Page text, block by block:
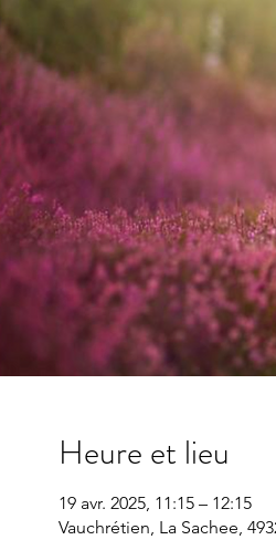
Heure et lieu
19 avr. 2025, 11:15 – 12:15
Vauchrétien, La Sachee,